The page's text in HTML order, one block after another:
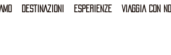
DESTINAZIONI ESPERIENZE VIAGGIA CON NOI